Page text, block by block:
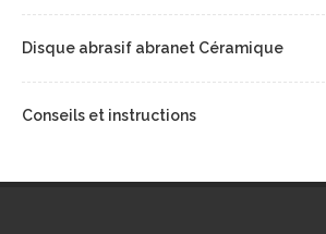
Disque abrasif abranet Céramique
Conseils et instructions